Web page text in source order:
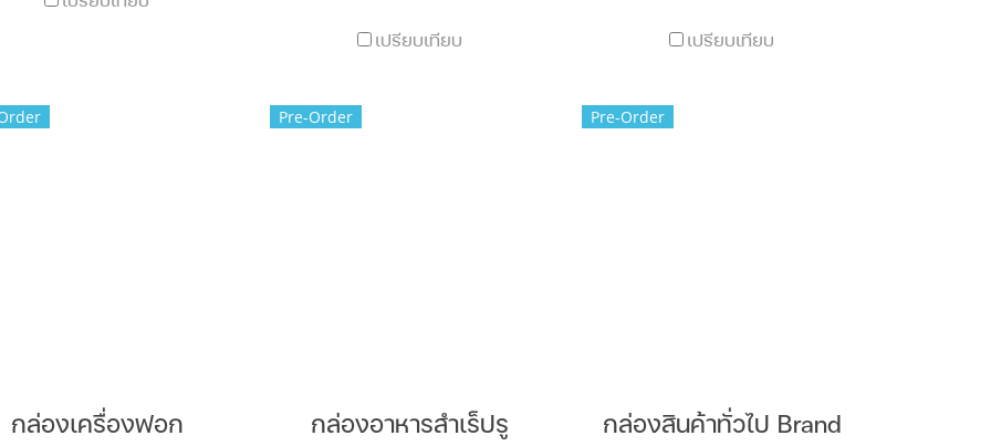
เปรียบเทียบ เปรียบเทียบ
กล่องเครื่องฟอก
Pre-Order
กล่องอาหารสำเร็ปรู
Pre-Order
กล่องสินค้าทั่วไป Brand